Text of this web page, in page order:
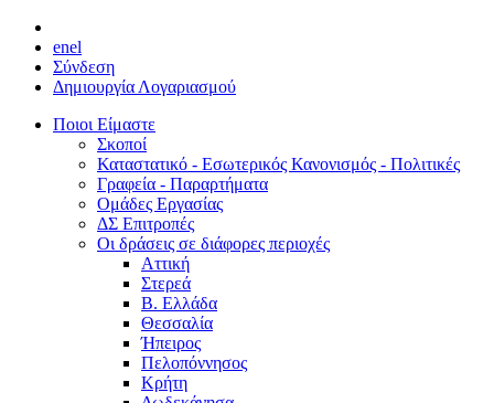
enel
Σύνδεση
Δημιουργία Λογαριασμού
Ποιοι Είμαστε
Σκοποί
Καταστατικό - Εσωτερικός Κανονισμός - Πολιτικές
Γραφεία - Παραρτήματα
Ομάδες Εργασίας
ΔΣ Επιτροπές
Οι δράσεις σε διάφορες περιοχές
Αττική
Στερεά
Β. Ελλάδα
Θεσσαλία
Ήπειρος
Πελοπόννησος
Κρήτη